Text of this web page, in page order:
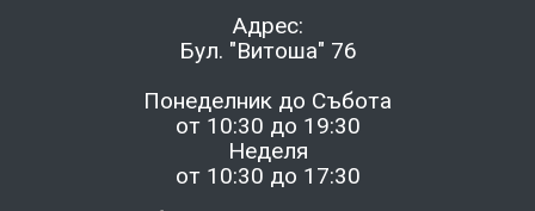
Адрес:
Бул. "Витоша" 76
Понеделник до Събота
от 10:30 до 19:30
Неделя
от 10:30 до 17:30